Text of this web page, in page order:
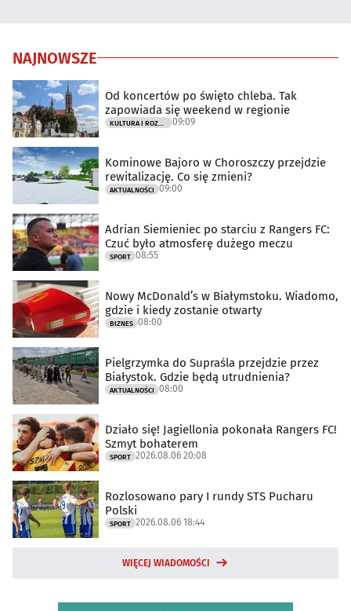
NAJNOWSZE
Od koncertów po święto chleba. Tak
zapowiada się weekend w regionie
KULTURA I ROZRYWKA 09:09
Kominowe Bajoro w Choroszczy przejdzie
rewitalizację. Co się zmieni?
AKTUALNOŚCI 09:00
Adrian Siemieniec po starciu z Rangers FC:
Czuć było atmosferę dużego meczu
SPORT 08:55
Nowy McDonald’s w Białymstoku. Wiadomo,
gdzie i kiedy zostanie otwarty
BIZNES 08:00
Pielgrzymka do Supraśla przejdzie przez
Białystok. Gdzie będą utrudnienia?
AKTUALNOŚCI 08:00
Działo się! Jagiellonia pokonała Rangers FC!
Szmyt bohaterem
SPORT 2026.08.06 20:08
Rozlosowano pary I rundy STS Pucharu
Polski
SPORT 2026.08.06 18:44
WIĘCEJ WIADOMOŚCI